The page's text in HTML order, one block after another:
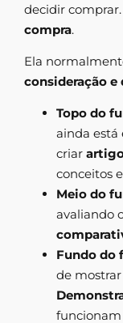
decidir
compra.
Ela
consideração e
Topo do
ainda está
criar
conceitos
Meio do
avaliando
Fundo do
de